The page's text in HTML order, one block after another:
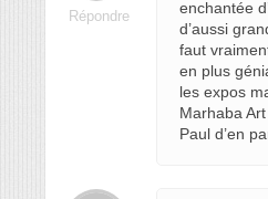
enchantée
d’aussi
faut
en plus
les expos
Marhaba
Paul d’en
Répondre